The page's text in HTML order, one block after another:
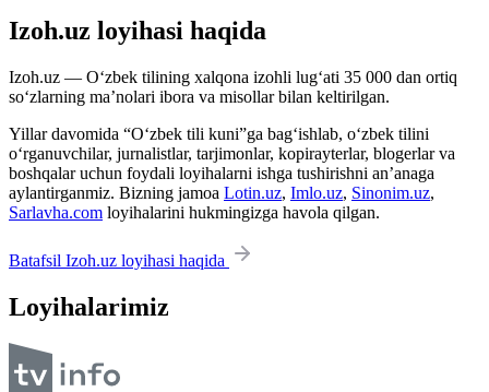
Izoh.uz loyihasi haqida
Izoh.uz — O‘zbek tilining xalqona izohli lug‘ati 35 000 dan ortiq
so‘zlarning ma’nolari ibora va misollar bilan keltirilgan.
Yillar davomida “O‘zbek tili kuni”ga bag‘ishlab, o‘zbek tilini
o‘rganuvchilar, jurnalistlar, tarjimonlar, kopirayterlar, blogerlar va
boshqalar uchun foydali loyihalarni ishga tushirishni an’anaga
aylantirganmiz. Bizning jamoa Lotin.uz, Imlo.uz, Sinonim.uz,
Sarlavha.com loyihalarini hukmingizga havola qilgan.
Batafsil Izoh.uz loyihasi haqida
Loyihalarimiz